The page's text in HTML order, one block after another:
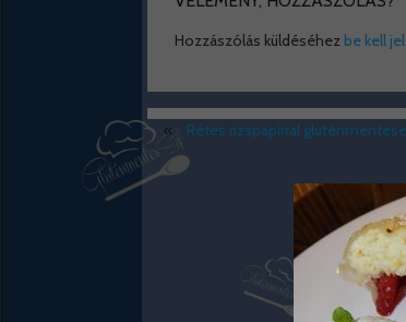
Hozzászólás küldéséhez be kell
« Rétes rizspapírral